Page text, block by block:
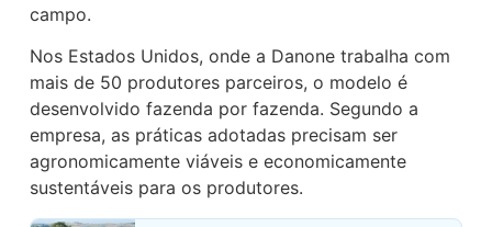
campo.
Nos Estados Unidos, onde a Danone trabalha com
mais de 50 produtores parceiros, o modelo é
desenvolvido fazenda por fazenda. Segundo a
empresa, as práticas adotadas precisam ser
agronomicamente viáveis e economicamente
sustentáveis para os produtores.